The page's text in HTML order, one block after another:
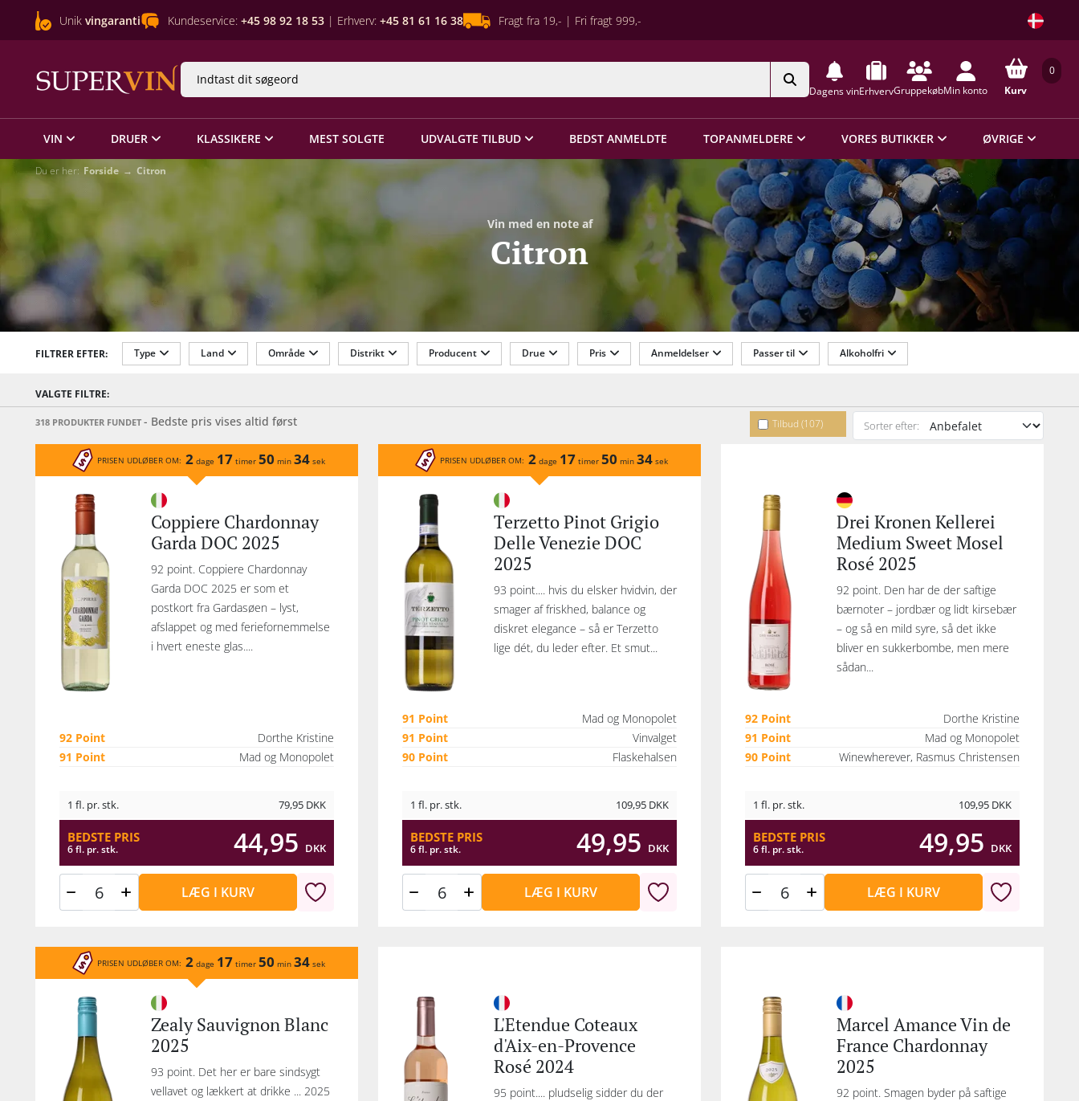
Unik vingaranti Kundeservice: +45 98 92 18 53 | Erhverv: +45 81 61 16 38 Fragt fra 19,- | Fri fragt 999,-
Dagens vinErhvervGruppekøbMin konto
0
Kurv
VIN DRUER KLASSIKERE MEST SOLGTE UDVALGTE TILBUD BEDST ANMELDTE TOPANMELDERE VORES BUTIKKER ØVRIGE
Du er her: Forside Citron
Vin med en note af
Citron
FILTRER EFTER: Type Land Område Distrikt Producent Drue Pris Anmeldelser Passer til Alkoholfri
VALGTE FILTRE:
318 PRODUKTER FUNDET - Bedste pris vises altid først Tilbud (107) Sorter efter:
PRISEN UDLØBER OM: 2 dage 17 timer 50 min 34 sek
Coppiere Chardonnay
Garda DOC 2025
92 point. Coppiere Chardonnay
Garda DOC 2025 er som et
postkort fra Gardasøen – lyst,
afslappet og med feriefornemmelse
i hvert eneste glas....
92 Point
Dorthe Kristine
91 Point
Mad og Monopolet
1 fl. pr. stk. 79,95 DKK
BEDSTE PRIS
6 fl. pr. stk. 44,95 DKK
LÆG I KURV
PRISEN UDLØBER OM: 2 dage 17 timer 50 min 34 sek
Terzetto Pinot Grigio
Delle Venezie DOC
2025
93 point.... hvis du elsker hvidvin, der
smager af friskhed, balance og
diskret elegance – så er Terzetto
lige dét, du leder efter. Et smut...
91 Point
Mad og Monopolet
91 Point
Vinvalget
90 Point
Flaskehalsen
1 fl. pr. stk. 109,95 DKK
BEDSTE PRIS
6 fl. pr. stk. 49,95 DKK
LÆG I KURV
Drei Kronen Kellerei
Medium Sweet Mosel
Rosé 2025
92 point. Den har de der saftige
bærnoter – jordbær og lidt kirsebær
– og så en mild syre, så det ikke
bliver en sukkerbombe, men mere
sådan...
92 Point
Dorthe Kristine
91 Point
Mad og Monopolet
90 Point
Winewherever, Rasmus Christensen
1 fl. pr. stk. 109,95 DKK
BEDSTE PRIS
6 fl. pr. stk. 49,95 DKK
LÆG I KURV
PRISEN UDLØBER OM: 2 dage 17 timer 50 min 34 sek
Zealy Sauvignon Blanc
2025
93 point. Det her er bare sindsygt
vellavet og lækkert at drikke ... 2025
L'Etendue Coteaux
d'Aix-en-Provence
Rosé 2024
95 point.... pludselig sidder du der
Marcel Amance Vin de
France Chardonnay
2025
92 point. Smagen byder på saftige